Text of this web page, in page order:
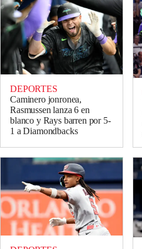
DEPORTES
Caminero jonronea,
Rasmussen lanza 6 en
blanco y Rays barren por 5-
1 a Diamondbacks